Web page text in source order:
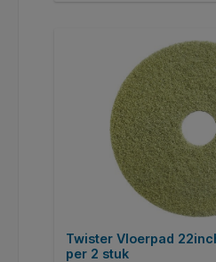
Twister Vloerpad
per 2 stuk